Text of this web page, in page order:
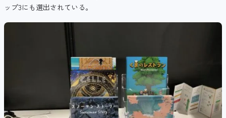
ップ3にも選出されている。